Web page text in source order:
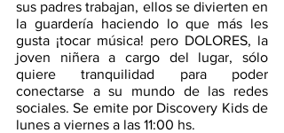
sus padres trabajan, ellos se divierten en
la guardería haciendo lo que más les
gusta ¡tocar música! pero DOLORES, la
joven niñera a cargo del lugar, sólo
quiere tranquilidad para poder
conectarse a su mundo de las redes
sociales. Se emite por Discovery Kids de
lunes a viernes a las 11:00 hs.